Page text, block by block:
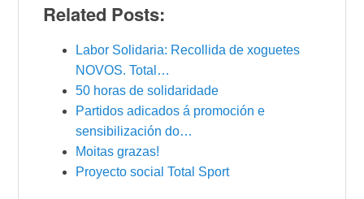
Related Posts:
Labor Solidaria: Recollida de xoguetes
NOVOS. Total…
50 horas de solidaridade
Partidos adicados á promoción e
sensibilización do…
Moitas grazas!
Proyecto social Total Sport